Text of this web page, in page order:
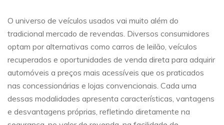
O universo de veículos usados vai muito além do
tradicional mercado de revendas. Diversos consumidores
optam por alternativas como carros de leilão, veículos
recuperados e oportunidades de venda direta para adquirir
automóveis a preços mais acessíveis que os praticados
nas concessionárias e lojas convencionais. Cada uma
dessas modalidades apresenta características, vantagens
e desvantagens próprias, refletindo diretamente na